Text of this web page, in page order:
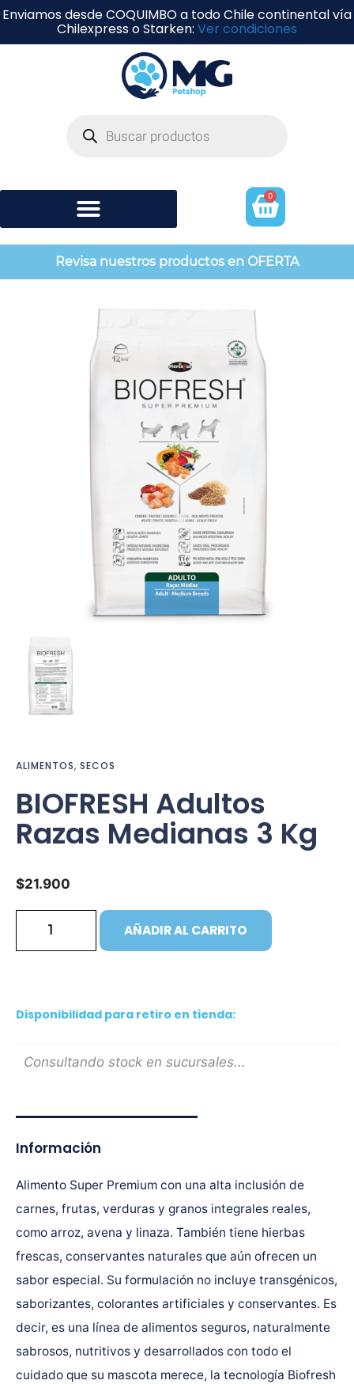
Enviamos desde COQUIMBO a todo Chile continental vía
Chilexpress o Starken: Ver condiciones
0
Revisa nuestros productos en OFERTA
ALIMENTOS, SECOS
BIOFRESH Adultos
Razas Medianas 3 Kg
$21.900
AÑADIR AL CARRITO
Disponibilidad para retiro en tienda:
Consultando stock en sucursales...
Información
Alimento Super Premium con una alta inclusión de
carnes, frutas, verduras y granos integrales reales,
como arroz, avena y linaza. También tiene hierbas
frescas, conservantes naturales que aún ofrecen un
sabor especial. Su formulación no incluye transgénicos,
saborizantes, colorantes artificiales y conservantes. Es
decir, es una línea de alimentos seguros, naturalmente
sabrosos, nutritivos y desarrollados con todo el
cuidado que su mascota merece, la tecnología Biofresh